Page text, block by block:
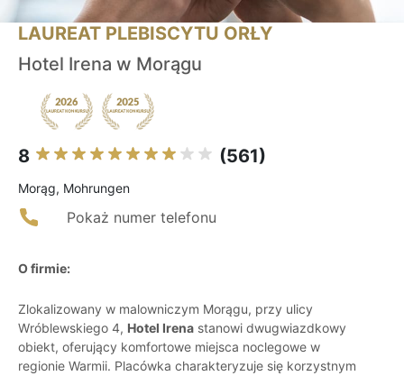
LAUREAT PLEBISCYTU ORŁY
Hotel Irena w Morągu
8 (561)
Morąg, Mohrungen
Pokaż numer telefonu
O firmie:
Zlokalizowany w malowniczym Morągu, przy ulicy
Wróblewskiego 4, Hotel Irena stanowi dwugwiazdkowy
obiekt, oferujący komfortowe miejsca noclegowe w
regionie Warmii. Placówka charakteryzuje się korzystnym